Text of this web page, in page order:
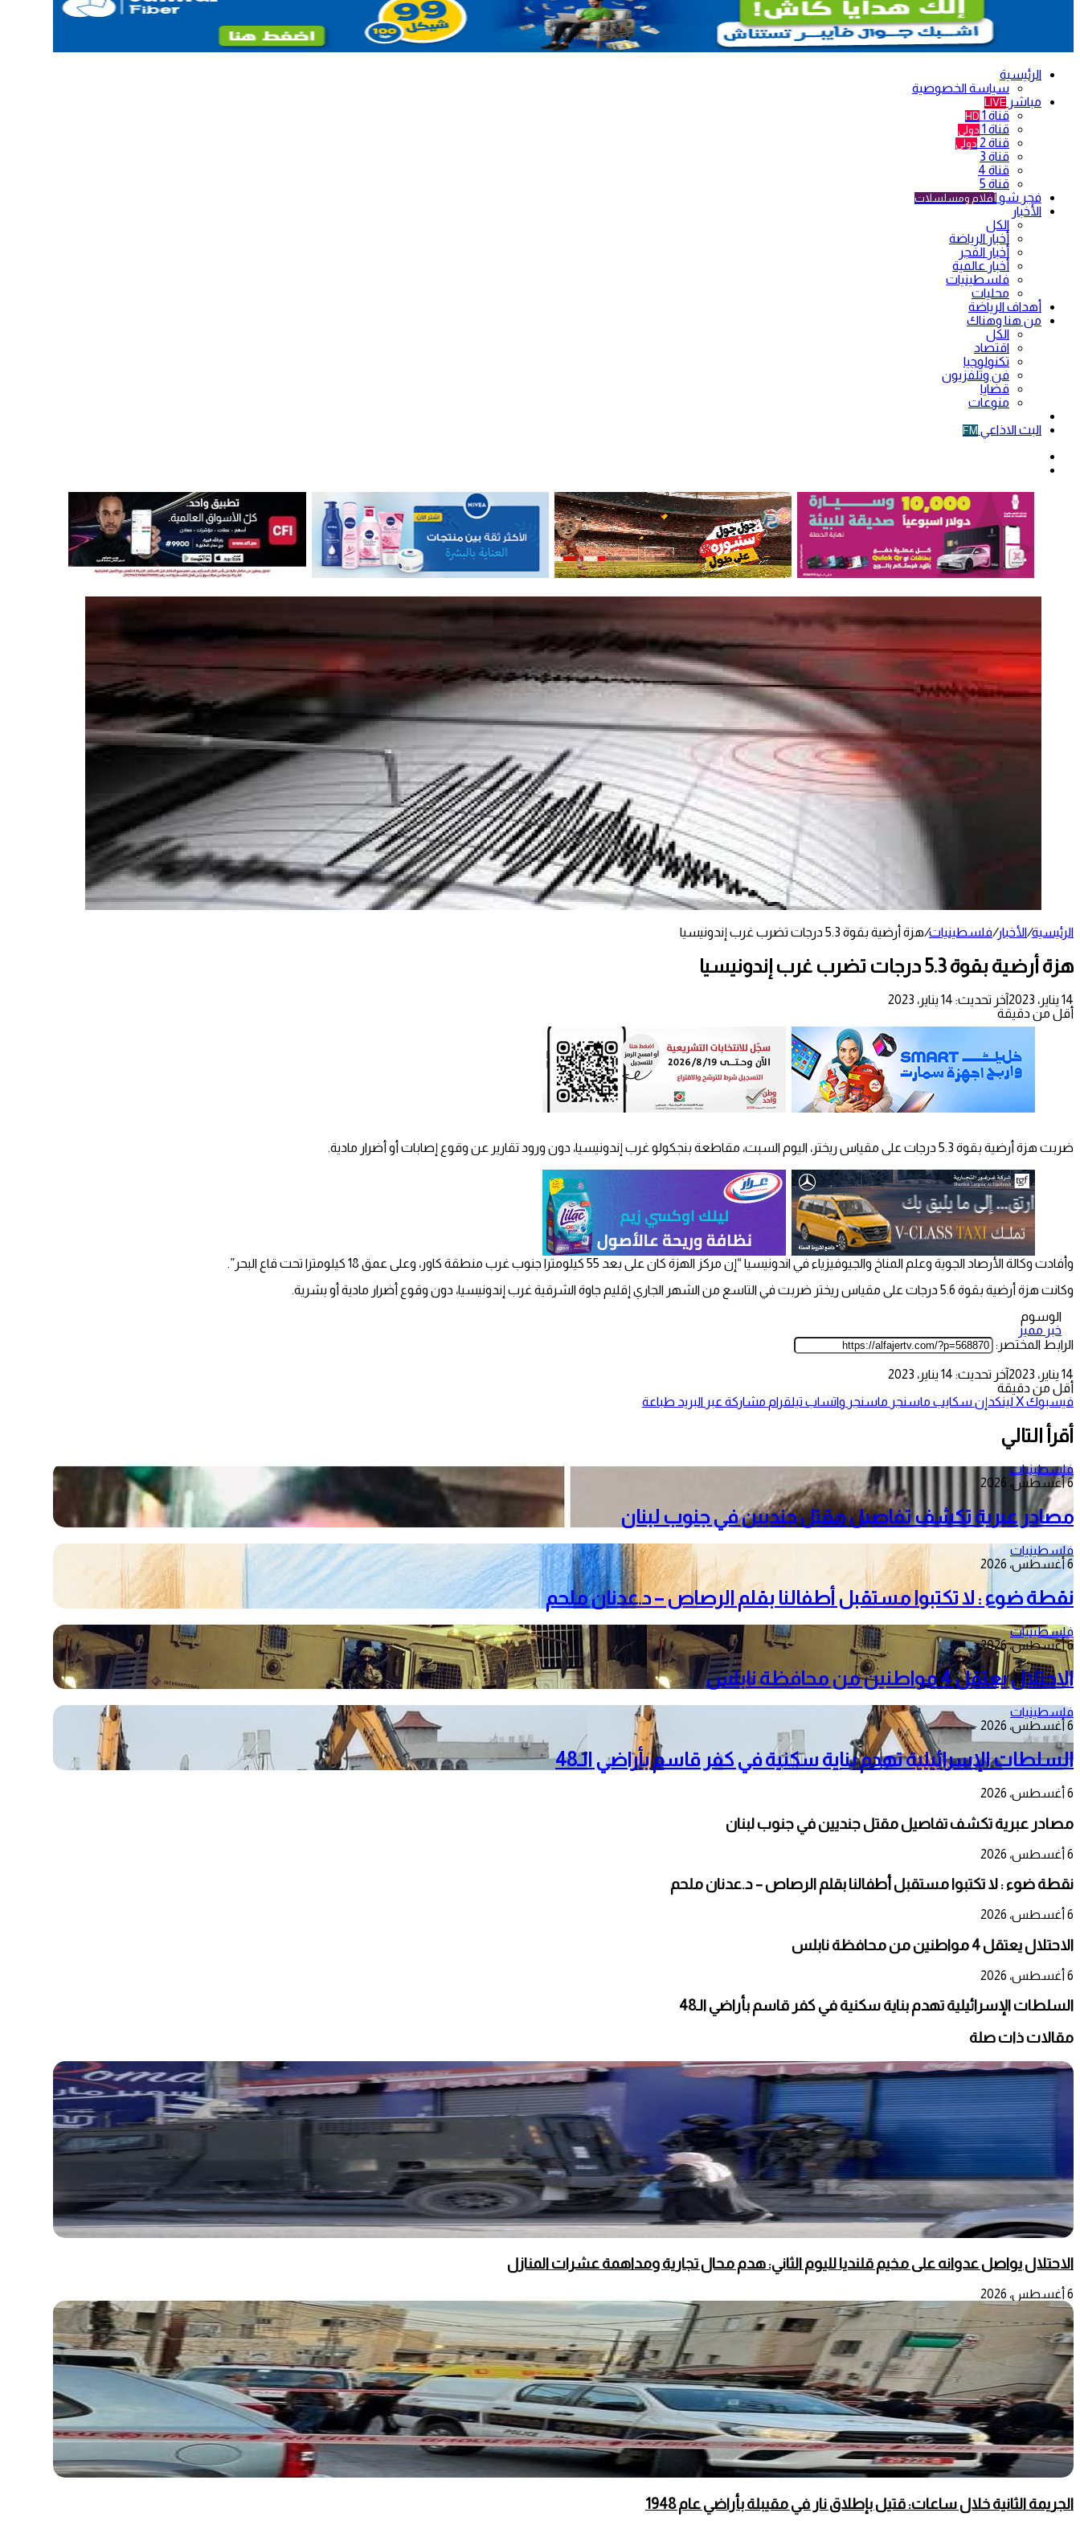
الرئيسية
سياسة الخصوصية
مباشر LIVE
قناة 1 HD
قناة 1 دولي
قناة 2 دولي
قناة 3
قناة 4
قناة 5
فجر شو أفلام ومسلسلات
الأخبار
الكل
أخبار الرياضة
أخبار الفجر
أخبار عالمية
فلسطينيات
محليات
أهداف الرياضة
من هنا وهناك
الكل
اقتصاد
تكنولوجيا
فن وتلفزيون
قضايا
منوعات
البث الاذاعي FM
الرئيسية/الأخبار/فلسطينيات/هزة أرضية بقوة 5.3 درجات تضرب غرب إندونيسيا
هزة أرضية بقوة 5.3 درجات تضرب غرب إندونيسيا
14 يناير، 2023
آخر تحديث: 14 يناير، 2023
أقل من دقيقة
ضربت هزة أرضية بقوة 5.3 درجات على مقياس ريختر، اليوم السبت، مقاطعة بنجكولو غرب إندونيسيا، دون ورود تقارير عن وقوع إصابات أو أضرار مادية.
وأفادت وكالة الأرصاد الجوية وعلم المناخ والجيوفيزياء في اندونيسيا “إن مركز الهزة كان على بعد 55 كيلومترا جنوب غرب منطقة كاور، وعلى عمق 18 كيلومترا تحت قاع البحر”.
وكانت هزة أرضية بقوة 5.6 درجات على مقياس ريختر ضربت في التاسع من الشهر الجاري إقليم جاوة الشرقية غرب إندونيسيا، دون وقوع أضرار مادية أو بشرية.
الوسوم
خبر مميز
الرابط المختصر:
14 يناير، 2023
آخر تحديث: 14 يناير، 2023
أقل من دقيقة
فيسبوك‫Xلينكدإن سكايب ماسنجر ماسنجر واتساب تيلقرام مشاركة عبر البريد طباعة
أقرأ التالي
فلسطينيات
6 أغسطس، 2026
مصادر عبرية تكشف تفاصيل مقتل جنديين في جنوب لبنان
فلسطينيات
6 أغسطس، 2026
نقطة ضوء : لا تكتبوا مستقبل أطفالنا بقلم الرصاص – د.عدنان ملحم
فلسطينيات
6 أغسطس، 2026
الاحتلال يعتقل 4 مواطنين من محافظة نابلس
فلسطينيات
6 أغسطس، 2026
السلطات الإسرائيلية تهدم بناية سكنية في كفر قاسم بأراضي الـ48
6 أغسطس، 2026
مصادر عبرية تكشف تفاصيل مقتل جنديين في جنوب لبنان
6 أغسطس، 2026
نقطة ضوء : لا تكتبوا مستقبل أطفالنا بقلم الرصاص – د.عدنان ملحم
6 أغسطس، 2026
الاحتلال يعتقل 4 مواطنين من محافظة نابلس
6 أغسطس، 2026
السلطات الإسرائيلية تهدم بناية سكنية في كفر قاسم بأراضي الـ48
مقالات ذات صلة
الاحتلال يواصل عدوانه على مخيم قلنديا لليوم الثاني: هدم محال تجارية ومداهمة عشرات المنازل
6 أغسطس، 2026
الجريمة الثانية خلال ساعات: قتيل بإطلاق نار في مقيبلة بأراضي عام 1948